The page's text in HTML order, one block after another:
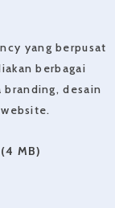
yang berpusat
berbagai
desain
MB)